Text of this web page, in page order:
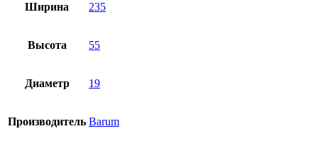
Ширина 235
Высота 55
Диаметр 19
Производитель Barum